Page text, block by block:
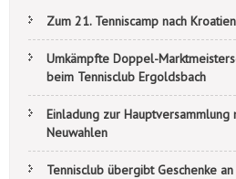
Zum 21. Tenniscamp nach Kroatien
Umkämpfte Doppel-
beim Tennisclub Ergoldsbach
Einladung zur Hauptversammlung
Neuwahlen
Tennisclub übergibt Geschenke